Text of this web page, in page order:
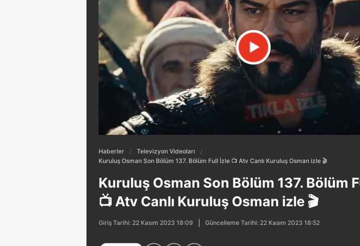
Haberler
Televizyon Videoları
Kuruluş Osman Son Bölüm 137. Bölüm Full İzle 📺 Atv Canlı Kuruluş Osman izle 🎬
Kuruluş Osman Son Bölüm 137. Bölüm
📺 Atv Canlı Kuruluş Osman izle 🎬
Giriş Tarihi: 22 Kasım 2023 18:09 Güncelleme Tarihi: 22 Kasım 2023 18:52